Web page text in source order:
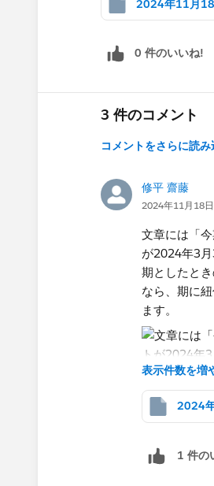
2024年11月
0 件のいいね!
3 件のコメント
コメントをさらに読み
修平 齋藤
2024年11月18
文章には「
が2024年3
期としたと
なら、期に
ます。
次の図の下
表示件数を増
2024
1 件の